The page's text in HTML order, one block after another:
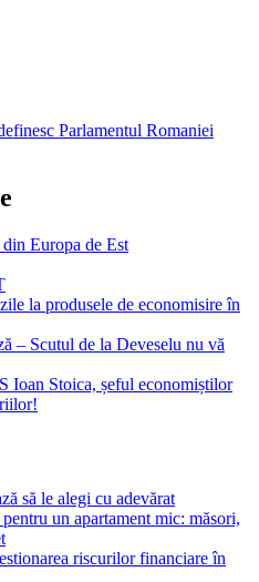
Parlamentul Romaniei
Europa de Est
la produsele de economisire în
– Scutul de la Deveselu nu vă
Ioan Stoica, șeful economiștilor
să le alegi cu adevărat
un apartament mic: măsori,
riscurilor financiare în